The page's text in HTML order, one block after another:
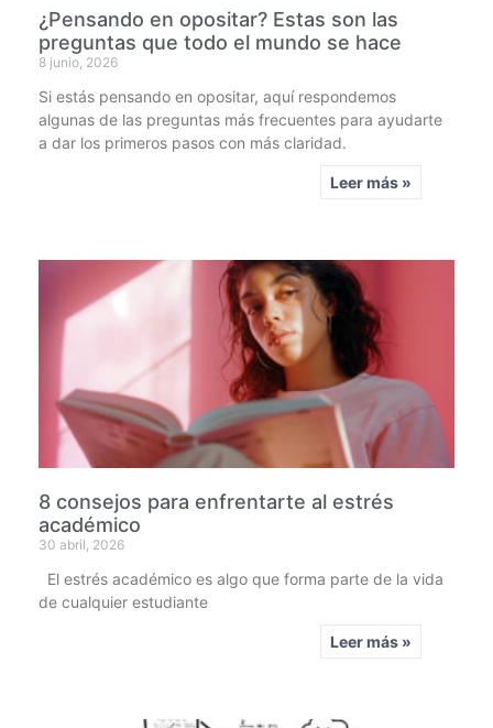
¿Pensando en opositar? Estas son las
preguntas que todo el mundo se hace
8 junio, 2026
Si estás pensando en opositar, aquí respondemos
algunas de las preguntas más frecuentes para ayudarte
a dar los primeros pasos con más claridad.
Leer más »
8 consejos para enfrentarte al estrés
académico
30 abril, 2026
El estrés académico es algo que forma parte de la vida
de cualquier estudiante
Leer más »